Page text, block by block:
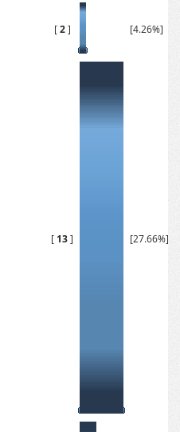
[2] [4.26%]
[ 13] [27.66%]